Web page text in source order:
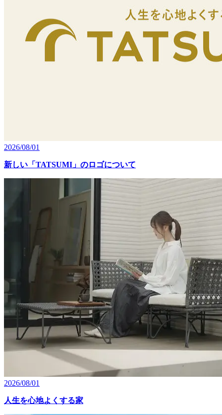
2026/08/01
新しい「TATSUMI」のロゴについて
2026/08/01
人生を心地よくする家